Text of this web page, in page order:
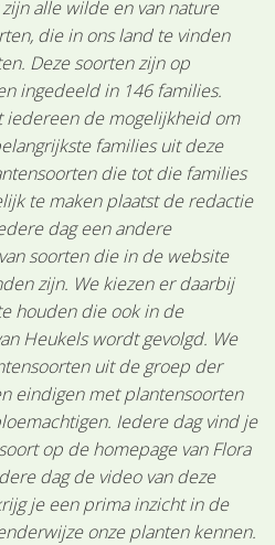
alle wilde en van nature
die in ons land te vinden
Deze soorten zijn op
ingedeeld in 146 families.
iedereen de mogelijkheid om
families uit deze
die tot die families
te maken plaatst de redactie
dag een andere
soorten die in de website
zijn. We kiezen er daarbij
houden die ook in de
Heukels wordt gevolgd. We
uit de groep der
eindigen met plantensoorten
Iedere dag vind je
op de homepage van Flora
dag de video van deze
je een prima inzicht in de
onze planten kennen.